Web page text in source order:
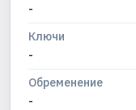
-
Ключи
-
Обременение
-